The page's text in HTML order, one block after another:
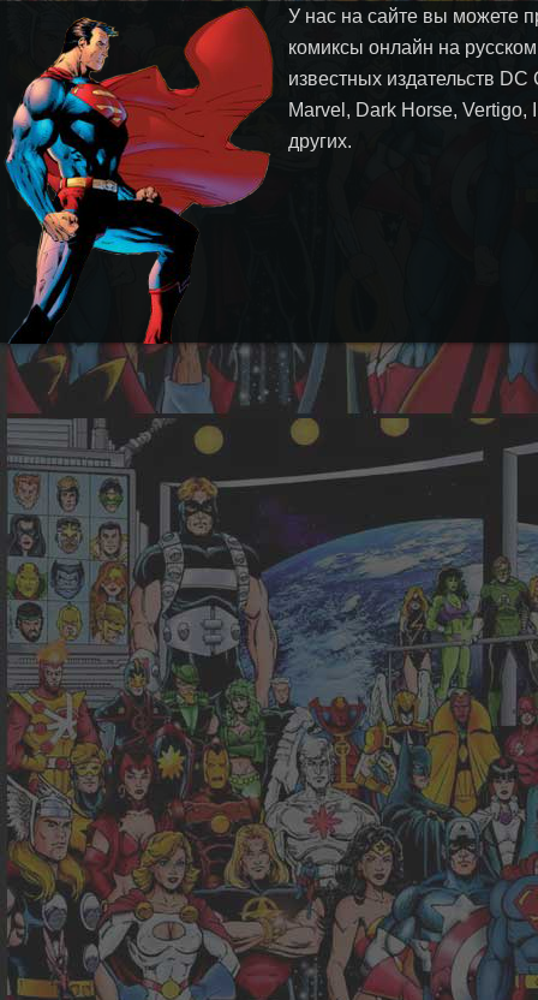
У нас на сайте вы можете
комиксы онлайн на
известных издательств DC
Marvel, Dark Horse, Vertigo,
других.